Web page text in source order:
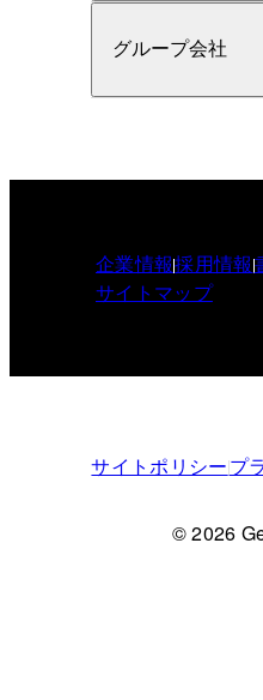
グループ会社
企業情報採用情報
サイトマップ
サイトポリシープ
© 2026